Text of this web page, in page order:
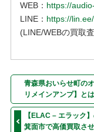
WEB： https://
LINE： https://
(LINE/WEBの買取
青森県おいらせ町の
リメインアンプ】と
【ELAC – エラック
箕面市で高価買取さ